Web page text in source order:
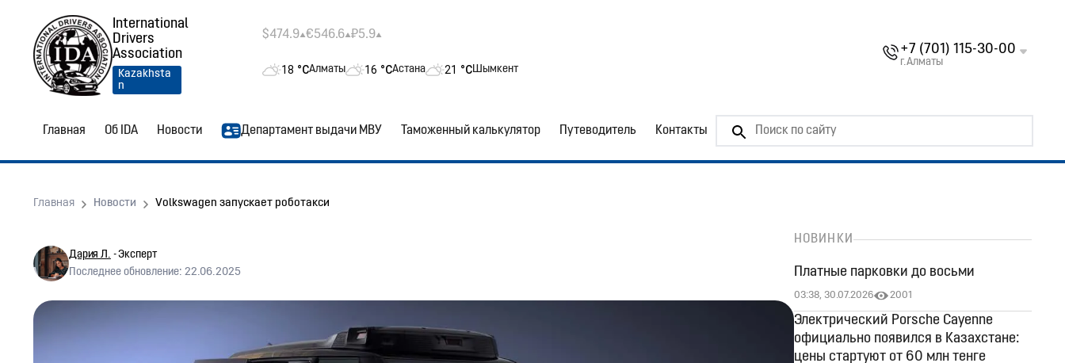
International
Drivers
Association
Kazakhsta
n
$474.9 €546.6 ₽5.9
18 °CАлматы 16 °CАстана 21 °CШымкент
+7 (701) 115-30-00
г.Алматы
Главная Об IDA Новости Департамент выдачи МВУ Таможенный калькулятор Путеводитель Контакты
Главная Новости Volkswagen запускает роботакси
Дария Л. - Эксперт
Последнее обновление: 22.06.2025
НОВИНКИ
Платные парковки до восьми
03:38, 30.07.2026 2001
Электрический Porsche Cayenne
официально появился в Казахстане:
цены стартуют от 60 млн тенге